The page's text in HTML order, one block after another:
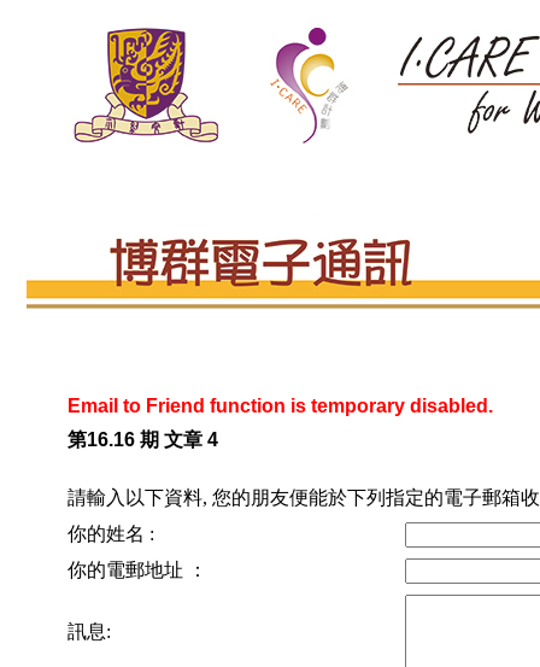
Email to Friend function is temporary disabled.
第16.16 期 文章 4
請輸入以下資料, 您的朋友便能於下列指定的電子郵箱
你的姓名 :
你的電郵地址 ：
訊息: